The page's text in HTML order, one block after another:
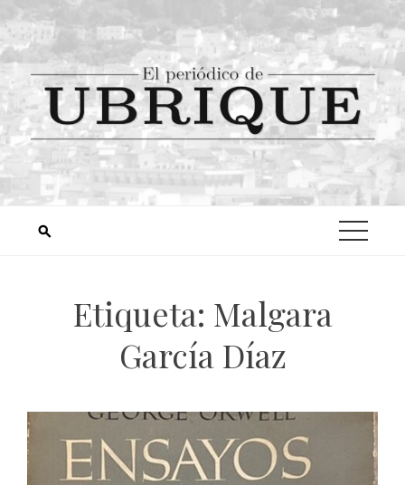
Etiqueta: Malgara
García Díaz